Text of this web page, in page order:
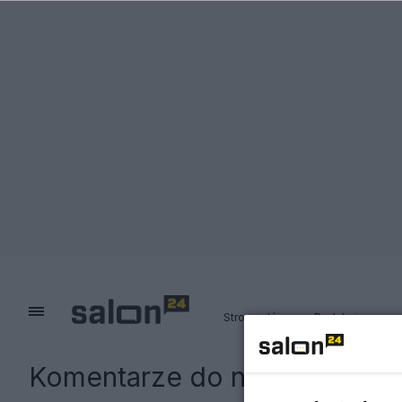
Strona główna Redakcja
Komentarze do notki: